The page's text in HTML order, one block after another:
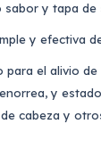
sabor y tapa
y efectiva
para el alivio
y
cabeza y